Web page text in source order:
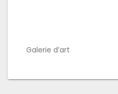
Galerie d’art